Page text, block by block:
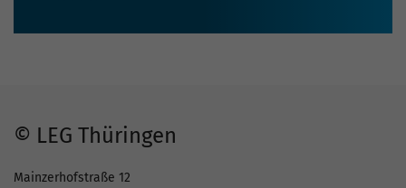
© LEG Thüringen
Mainzerhofstraße 12